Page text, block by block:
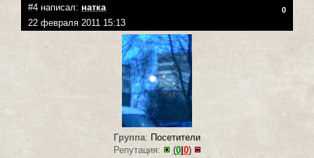
#4 написал: натка 0
22 февраля 2011 15:13
Группа: Посетители
Репутация:
(0| 0)